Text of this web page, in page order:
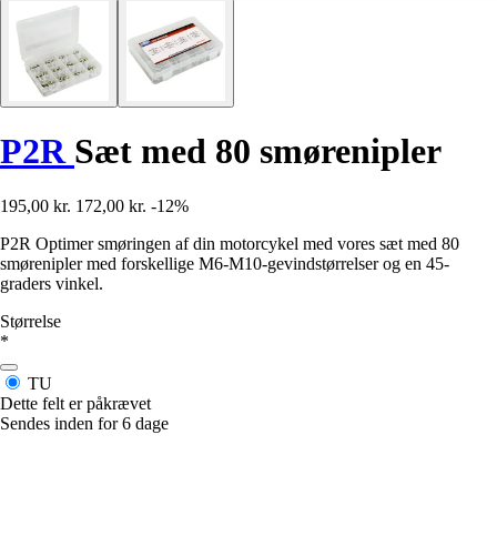
P2R Sæt med 80 smørenipler
195,00 kr. 172,00 kr. -12%
P2R Optimer smøringen af din motorcykel med vores sæt med 80
smørenipler med forskellige M6-M10-gevindstørrelser og en 45-
graders vinkel.
Størrelse
*
TU
Dette felt er påkrævet
Sendes inden for 6 dage